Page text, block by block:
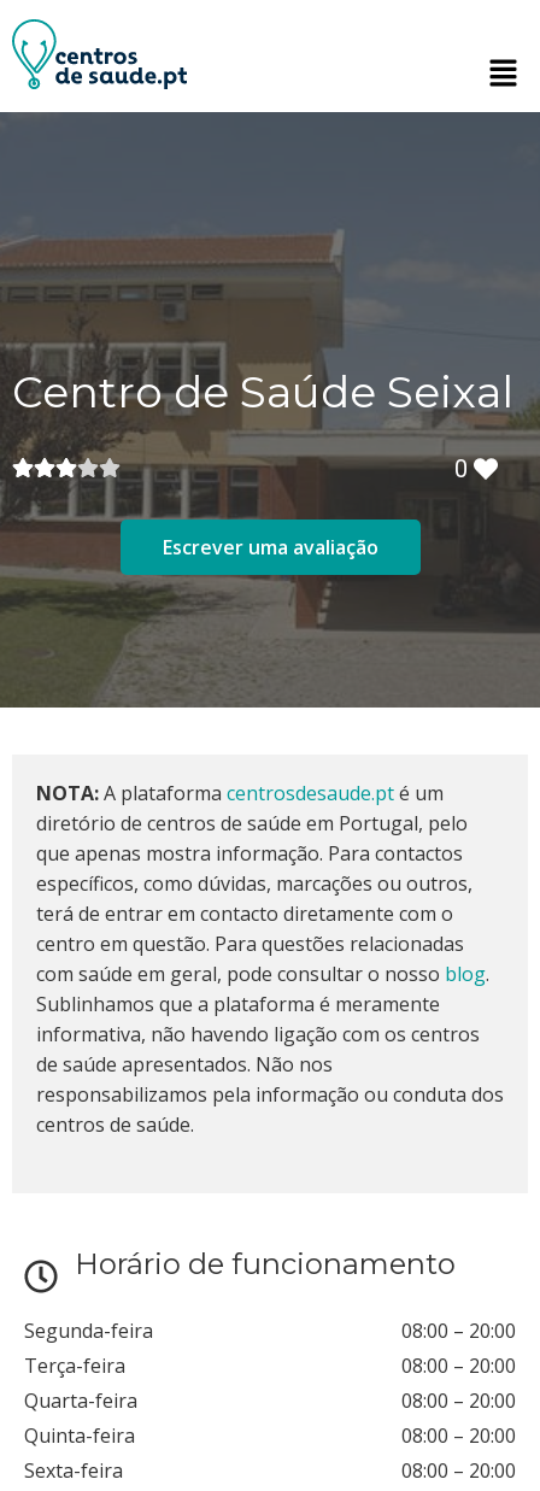
Centro de Saúde Seixal
0
Escrever uma avaliação
Horário de funcionamento
Segunda-feira 08:00 – 20:00
Terça-feira
08:00 – 20:00
Quarta-feira
08:00 – 20:00
Quinta-feira
08:00 – 20:00
Sexta-feira
08:00 – 20:00
NOTA:A plataforma centrosdesaude.pté um
diretório de centros de saúde em Portugal, pelo
que apenas mostra informação. Para contactos
específicos, como dúvidas, marcações ou outros,
terá de entrar em contacto diretamente com o
centro em questão. Para questões relacionadas
com saúde em geral, pode consultar o nosso blog.
Sublinhamos que a plataforma é meramente
informativa, não havendo ligação com os centros
de saúde apresentados. Não nos
responsabilizamos pela informação ou conduta dos
centros de saúde.